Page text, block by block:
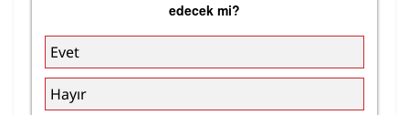
edecek mi?
Evet
Hayır